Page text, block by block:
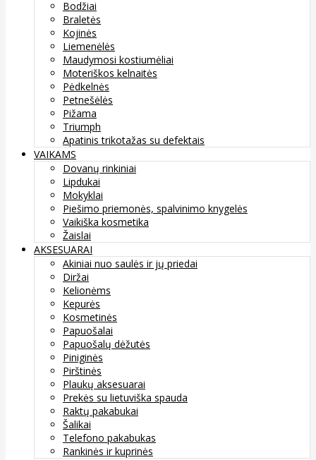
Bodžiai
Braletės
Kojinės
Liemenėlės
Maudymosi kostiumėliai
Moteriškos kelnaitės
Pėdkelnės
Petnešėlės
Pižama
Triumph
Apatinis trikotažas su defektais
VAIKAMS
Dovanų rinkiniai
Lipdukai
Mokyklai
Piešimo priemonės, spalvinimo knygelės
Vaikiška kosmetika
Žaislai
AKSESUARAI
Akiniai nuo saulės ir jų priedai
Diržai
Kelionėms
Kepurės
Kosmetinės
Papuošalai
Papuošalų dėžutės
Piniginės
Pirštinės
Plaukų aksesuarai
Prekės su lietuviška spauda
Raktų pakabukai
Šalikai
Telefono pakabukas
Rankinės ir kuprinės